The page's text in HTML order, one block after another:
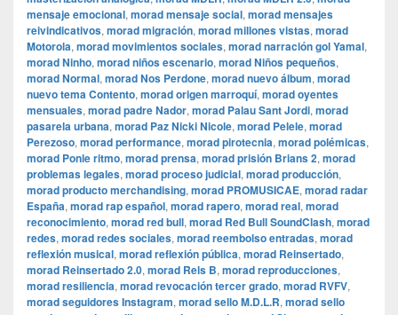
mensaje emocional, morad mensaje social, morad mensajes
reivindicativos, morad migración, morad millones vistas, morad
Motorola, morad movimientos sociales, morad narración gol Yamal,
morad Ninho, morad niños escenario, morad Niños pequeños,
morad Normal, morad Nos Perdone, morad nuevo álbum, morad
nuevo tema Contento, morad origen marroquí, morad oyentes
mensuales, morad padre Nador, morad Palau Sant Jordi, morad
pasarela urbana, morad Paz Nicki Nicole, morad Pelele, morad
Perezoso, morad performance, morad pirotecnia, morad polémicas,
morad Ponle ritmo, morad prensa, morad prisión Brians 2, morad
problemas legales, morad proceso judicial, morad producción,
morad producto merchandising, morad PROMUSICAE, morad radar
España, morad rap español, morad rapero, morad real, morad
reconocimiento, morad red bull, morad Red Bull SoundClash, morad
redes, morad redes sociales, morad reembolso entradas, morad
reflexión musical, morad reflexión pública, morad Reinsertado,
morad Reinsertado 2.0, morad Rels B, morad reproducciones,
morad resiliencia, morad revocación tercer grado, morad RVFV,
morad seguidores Instagram, morad sello M.D.L.R, morad sello